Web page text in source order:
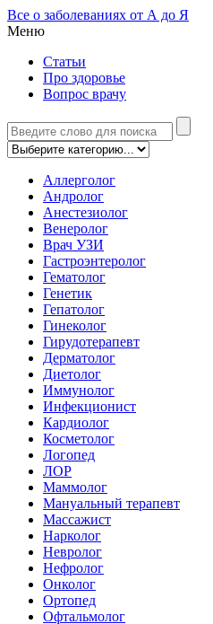
Все о заболеваниях от А до Я
Меню
Статьи
Про здоровье
Вопрос врачу
Аллерголог
Андролог
Анестезиолог
Венеролог
Врач УЗИ
Гастроэнтеролог
Гематолог
Генетик
Гепатолог
Гинеколог
Гирудотерапевт
Дерматолог
Диетолог
Иммунолог
Инфекционист
Кардиолог
Косметолог
Логопед
ЛОР
Маммолог
Мануальный терапевт
Массажист
Нарколог
Невролог
Нефролог
Онколог
Ортопед
Офтальмолог